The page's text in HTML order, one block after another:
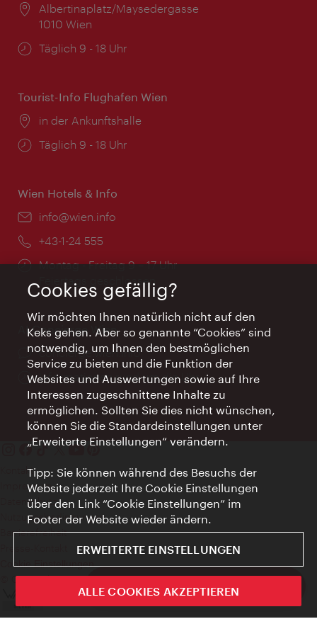
ivie - Die offizielle City Guide App
Ort:
Albertinaplatz/Maysedergasse
1010 Wien
Öffnungszeiten:
Täglich 9 - 18 Uhr
Tourist-Info Flughafen Wien
Ort:
in der Ankunftshalle
Öffnungszeiten:
Täglich 9 - 18 Uhr
Wien Hotels & Info
Email:
info@wien.info
Telefon:
+43-1-24 555
Öffnungszeiten:
Montag - Freitag 9 – 17 Uhr
Feiertags geschlossen
AI Concierge Wien
Ort:
concierge.wien.info
Öffnungszeiten:
Informationen rund um die Uhr
Kontakt
Impressum
Datenschutz
Nutzungsbedingungen
Barrierefreiheit
Cookie Einstellungen
© Copyright WienTourismus
Cookies gefällig?
Wir möchten Ihnen natürlich nicht auf den
Keks gehen. Aber so genannte “Cookies” sind
notwendig, um Ihnen den bestmöglichen
Service zu bieten und die Funktion der
Websites und Auswertungen sowie auf Ihre
Interessen zugeschnittene Inhalte zu
ermöglichen. Sollten Sie dies nicht wünschen,
können Sie die Standardeinstellungen unter
„Erweiterte Einstellungen“ verändern.
Tipp: Sie können während des Besuchs der
Website jederzeit Ihre Cookie Einstellungen
über den Link “Cookie Einstellungen” im
Footer der Website wieder ändern.
ERWEITERTE EINSTELLUNGEN
ALLE COOKIES AKZEPTIEREN